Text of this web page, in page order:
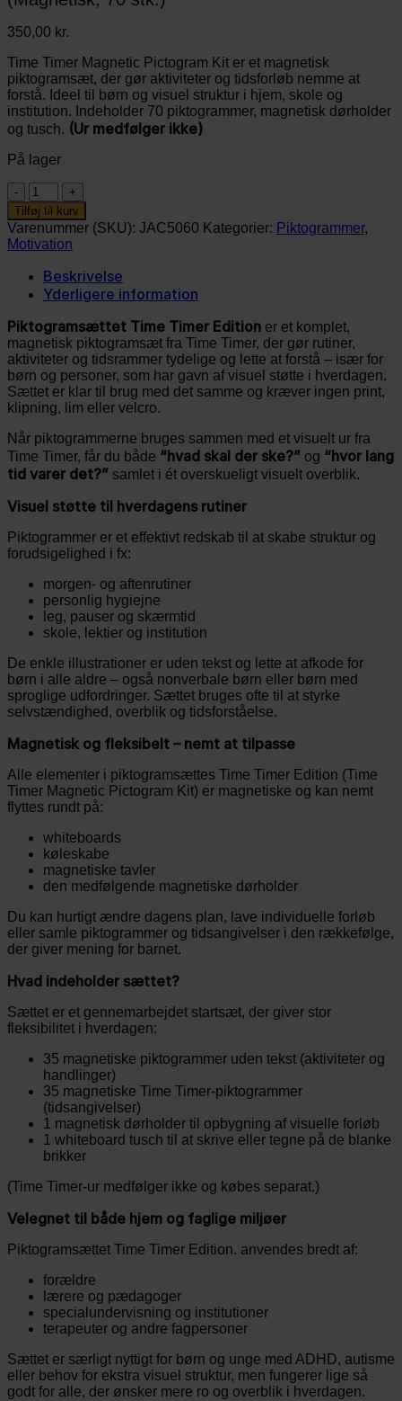
350,00 kr.
Time Timer Magnetic Pictogram Kit er et magnetisk
piktogramsæt, der gør aktiviteter og tidsforløb nemme at
forstå. Ideel til børn og visuel struktur i hjem, skole og
institution. Indeholder 70 piktogrammer, magnetisk dørholder
og tusch. (Ur medfølger ikke)
På lager
Time
Timer
Piktogrammer
–
Time
Timer
Edition
(Magnetisk,
70
stk.)
antal
Tilføj til kurv
Varenummer (SKU): JAC5060 Kategorier: Piktogrammer,
Motivation
Beskrivelse
Yderligere information
Piktogramsættet Time Timer Edition er et komplet,
magnetisk piktogramsæt fra Time Timer, der gør rutiner,
aktiviteter og tidsrammer tydelige og lette at forstå – især for
børn og personer, som har gavn af visuel støtte i hverdagen.
Sættet er klar til brug med det samme og kræver ingen print,
klipning, lim eller velcro.
Når piktogrammerne bruges sammen med et visuelt ur fra
Time Timer, får du både “hvad skal der ske?” og “hvor lang
tid varer det?” samlet i ét overskueligt visuelt overblik.
Visuel støtte til hverdagens rutiner
Piktogrammer er et effektivt redskab til at skabe struktur og
forudsigelighed i fx:
morgen- og aftenrutiner
personlig hygiejne
leg, pauser og skærmtid
skole, lektier og institution
De enkle illustrationer er uden tekst og lette at afkode for
børn i alle aldre – også nonverbale børn eller børn med
sproglige udfordringer. Sættet bruges ofte til at styrke
selvstændighed, overblik og tidsforståelse.
Magnetisk og fleksibelt – nemt at tilpasse
Alle elementer i piktogramsættes Time Timer Edition (Time
Timer Magnetic Pictogram Kit) er magnetiske og kan nemt
flyttes rundt på:
whiteboards
køleskabe
magnetiske tavler
den medfølgende magnetiske dørholder
Du kan hurtigt ændre dagens plan, lave individuelle forløb
eller samle piktogrammer og tidsangivelser i den rækkefølge,
der giver mening for barnet.
Hvad indeholder sættet?
Sættet er et gennemarbejdet startsæt, der giver stor
fleksibilitet i hverdagen:
35 magnetiske piktogrammer uden tekst (aktiviteter og
handlinger)
35 magnetiske Time Timer-piktogrammer
(tidsangivelser)
1 magnetisk dørholder til opbygning af visuelle forløb
1 whiteboard tusch til at skrive eller tegne på de blanke
brikker
(Time Timer-ur medfølger ikke og købes separat.)
Velegnet til både hjem og faglige miljøer
Piktogramsættet Time Timer Edition. anvendes bredt af:
forældre
lærere og pædagoger
specialundervisning og institutioner
terapeuter og andre fagpersoner
Sættet er særligt nyttigt for børn og unge med ADHD, autisme
eller behov for ekstra visuel struktur, men fungerer lige så
godt for alle, der ønsker mere ro og overblik i hverdagen.